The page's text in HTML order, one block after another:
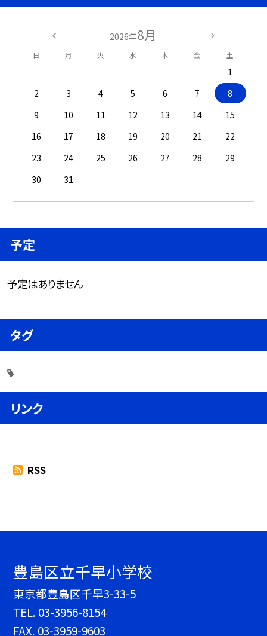
2026年8月
日 月 火 水 木 金 土
1
2
3 4 5 6 7
8
9
10 11 12 13 14
15
16
17 18 19 20 21
22
23
24 25 26 27 28
29
30
31
予定
予定はありません
タグ
リンク
RSS
豊島区立千早小学校
東京都豊島区千早3-33-5
TEL. 03-3956-8154
FAX. 03-3959-9603